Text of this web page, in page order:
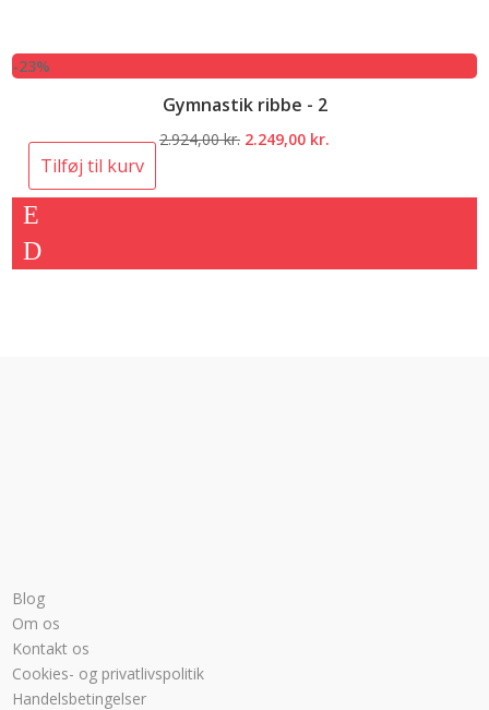
-23%
Gymnastik ribbe - 2
2.924,00kr. Den
2.249,00 kr.
Tilføj til kurv
Blog
Om os
Kontakt os
Cookies- og privatlivspolitik
Handelsbetingelser